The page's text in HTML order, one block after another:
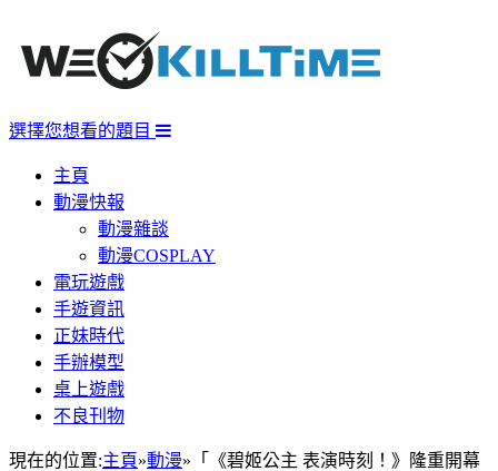
選擇您想看的題目
主頁
動漫快報
動漫雜談
動漫COSPLAY
電玩遊戲
手遊資訊
正妹時代
手辦模型
桌上遊戲
不良刊物
現在的位置:主頁»動漫» 「《碧姬公主 表演時刻！》隆重開幕